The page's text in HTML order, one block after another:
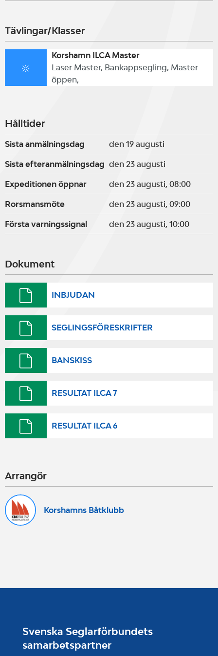
avgift 600 kr.
Kommer du långväga ifrån och
till
korshamnsbatklubb@gmail.com
så skall vi göra vårt bästa för att
hjälpa dig.
Tävlingar/Klasser
Korshamn ILCA Master
Laser Master, Bankappsegling, Master
öppen,
Hålltider
Sista anmälningsdag den 19 augusti
Sista efteranmälningsdag den 23 augusti
Expeditionen öppnar den 23 augusti, 08:00
Rorsmansmöte den 23 augusti, 09:00
Första varningssignal den 23 augusti, 10:00
Dokument
INBJUDAN
SEGLINGSFÖRESKRIFTER
BANSKISS
RESULTAT ILCA 7
RESULTAT ILCA 6
Arrangör
Korshamns Båtklubb
Svenska Seglarförbundets
samarbetspartner